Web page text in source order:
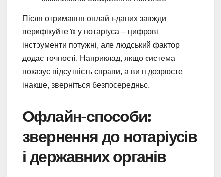
Після отримання онлайн-даних завжди
верифікуйте їх у нотаріуса – цифрові
інструменти потужні, але людський фактор
додає точності. Наприклад, якщо система
показує відсутність справи, а ви підозрюєте
інакше, зверніться безпосередньо.
Офлайн-способи:
звернення до нотаріусів
і державних органів